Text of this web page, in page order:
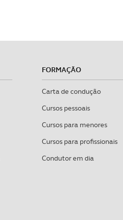
FORMAÇÃO
Carta de condução
Cursos pessoais
Cursos para menores
Cursos para profissionais
Condutor em dia